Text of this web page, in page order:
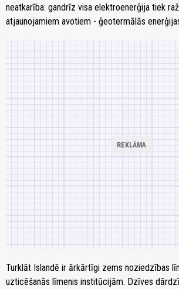
neatkarība: gandrīz visa elektroenerģija tiek
atjaunojamiem avotiem - ģeotermālās
Turklāt Islandē ir ārkārtīgi zems noziedzības
uzticēšanās līmenis institūcijām. Dzīves